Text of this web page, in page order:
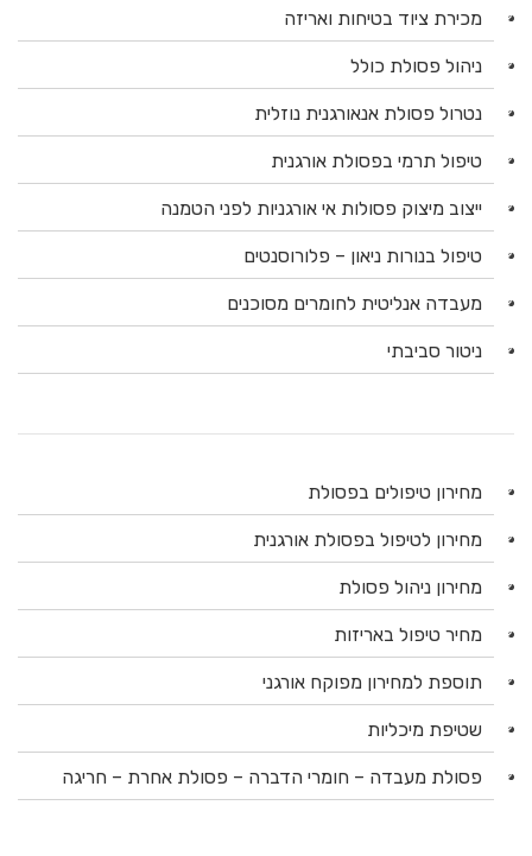
מכירת ציוד בטיחות ואריזה
ניהול פסולת כולל
נטרול פסולת אנאורגנית נוזלית
טיפול תרמי בפסולת אורגנית
ייצוב מיצוק פסולות אי אורגניות לפני הטמנה
טיפול בנורות ניאון – פלורוסנטים
מעבדה אנליטית לחומרים מסוכנים
ניטור סביבתי
מחירון טיפולים בפסולת
מחירון לטיפול בפסולת אורגנית
מחירון ניהול פסולת
מחיר טיפול באריזות
תוספת למחירון מפוקח אורגני
שטיפת מיכליות
פסולת מעבדה – חומרי הדברה – פסולת אחרת – חריגה